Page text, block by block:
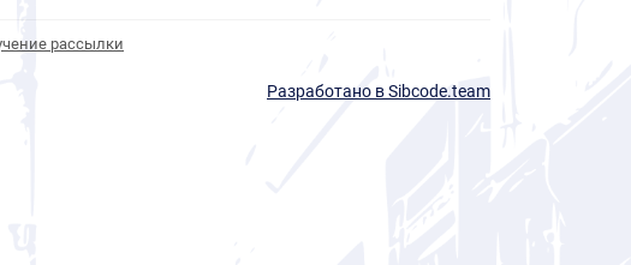
рассылки
Разработано в Sibcode.team